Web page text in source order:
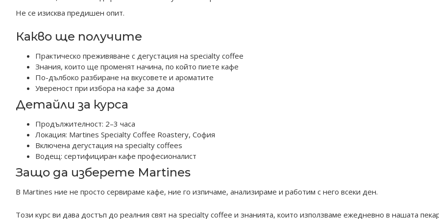
Не се изисква предишен опит.
Какво ще получите
Практическо преживяване с дегустация на specialty coffee
Знания, които ще променят начина, по който пиете кафе
По-дълбоко разбиране на вкусовете и ароматите
Увереност при избора на кафе за дома
Детайли за курса
Продължителност: 2–3 часа
Локация: Martines Specialty Coffee Roastery, София
Включена дегустация на specialty coffees
Водещ: сертифициран кафе професионалист
Защо да изберете Martines
В Martines ние не просто сервираме кафе, ние го изпичаме, анализираме и работим с него всеки ден.
Този курс ви дава достъп до реалния свят на specialty coffee и знанията, които използваме ежедневно в нашата